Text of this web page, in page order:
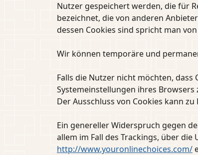
Nutzer gespeichert werden, die für
bezeichnet, die von anderen
dessen Cookies sind spricht man von
Wir können temporäre und
Falls die Nutzer nicht möchten,
Systemeinstellungen ihres
Der Ausschluss von Cookies kann
Ein genereller Widerspruch gegen
allem im Fall des Trackings, über die
http://www.youronlinechoices.com/